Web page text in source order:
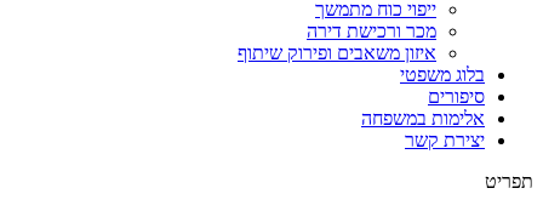
ייפוי כוח מתמשך
מכר ורכישת דירה
איזון משאבים ופירוק שיתוף
בלוג משפטי
סיפורים
אלימות במשפחה
יצירת קשר
תפריט